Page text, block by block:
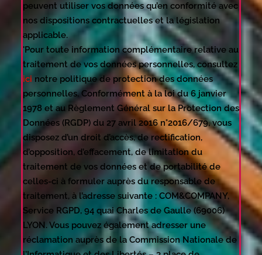
peuvent utiliser vos données qu’en conformité avec
nos dispositions contractuelles et la législation
applicable.
'Pour toute information complémentaire relative au
traitement de vos données personnelles, consultez
ici notre politique de protection des données
personnelles. Conformément à la loi du 6 janvier
1978 et au Règlement Général sur la Protection des
Données (RGDP) du 27 avril 2016 n°2016/679, vous
disposez d’un droit d’accès, de rectification,
d’opposition, d’effacement, de limitation du
traitement de vos données et de portabilité de
celles-ci à formuler auprès du responsable de
traitement, à l’adresse suivante : COM&COMPANY,
Service RGPD, 94 quai Charles de Gaulle (69006)
LYON. Vous pouvez également adresser une
réclamation auprès de la Commission Nationale de